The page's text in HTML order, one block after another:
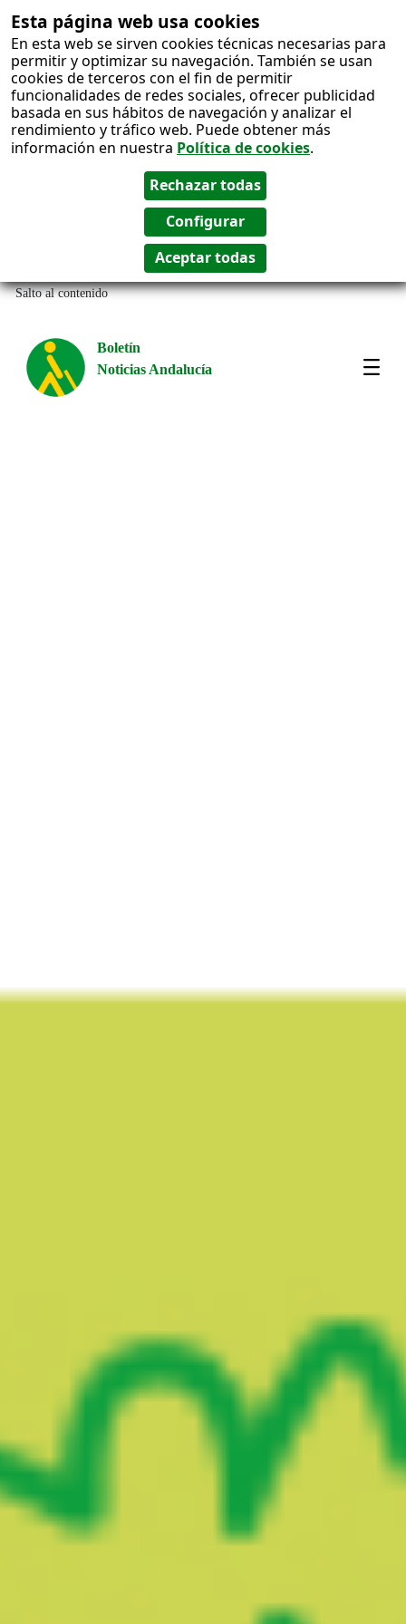
Esta página web usa cookies
En esta web se sirven cookies técnicas necesarias para
permitir y optimizar su navegación. También se usan
cookies de terceros con el fin de permitir
funcionalidades de redes sociales, ofrecer publicidad
basada en sus hábitos de navegación y analizar el
rendimiento y tráfico web. Puede obtener más
información en nuestra Política de cookies.
Salto al contenido
Boletín
Noticias Andalucía